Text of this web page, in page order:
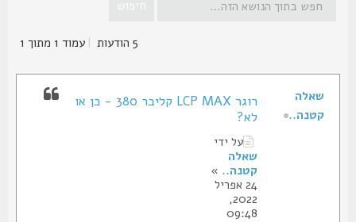
|עמוד1מתוך1
רוגר LCP MAX קליבר 380 - כן או
על ידי
שאלה
קטנה..»
24 אפריל
2022,
09:48
שאלה
קטנה..